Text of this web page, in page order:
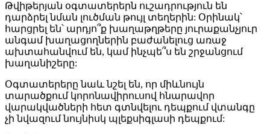
Թվիթերյան օգտատերերն ուշադրություն են
դարձրել նման լուծման թույլ տեղերին: Օրինակ՝
հարցրել են՝ արդյո՞ք խաղաթղթերը յուրաքանչյուր
անգամ խաղացողներին բաժանելուց առաջ
ախտահանվում են, կամ ինչպե՞ս են շրջանցում
խաղանիշերը:
Օգտատերերը նաև նշել են, որ միևնույն
տարածքում կորոնավիրուսով հնարավոր
վարակվածների հետ գտնվելու դեպքում վտանգը
չի նվազում նույնիսկ պլեքսիգլասի դեպքում: